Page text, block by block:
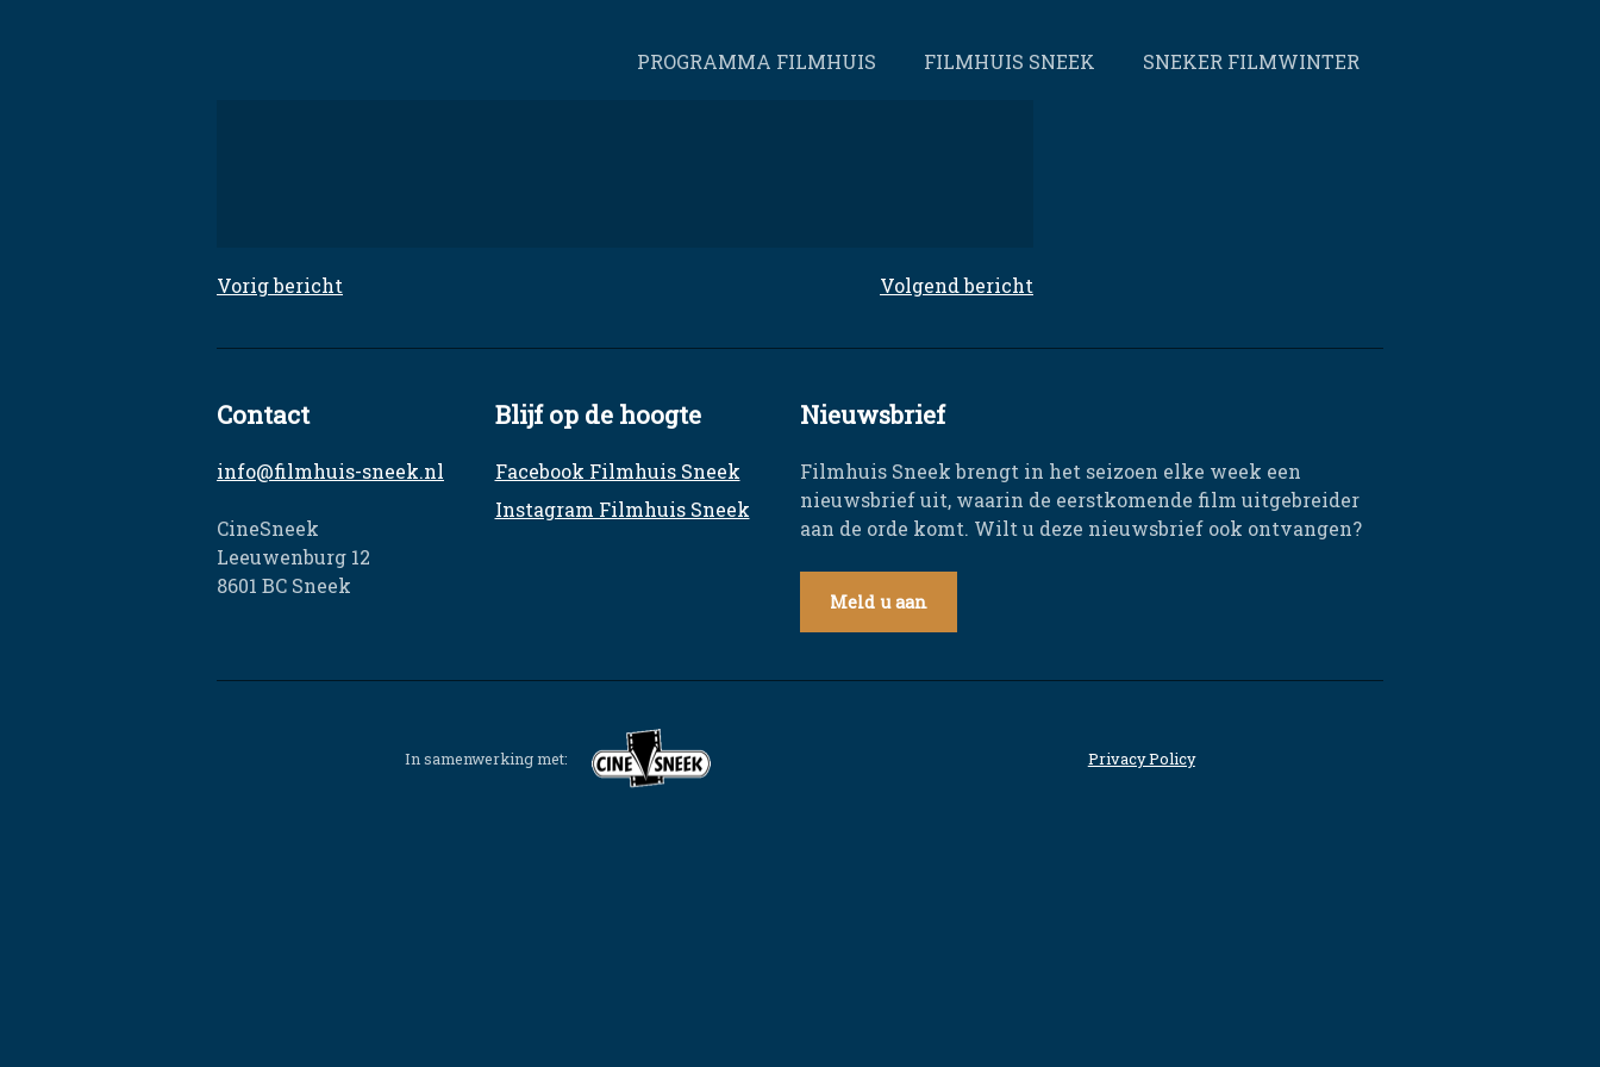
PROGRAMMA FILMHUIS FILMHUIS SNEEK SNEKER FILMWINTER
Bericht
Vorig bericht Volgend bericht
Contact
info@filmhuis-sneek.nl
CineSneek
Leeuwenburg 12
8601 BC Sneek
Blijf op de hoogte
Facebook Filmhuis Sneek
Instagram Filmhuis Sneek
Nieuwsbrief
Filmhuis Sneek brengt in het seizoen elke week een
nieuwsbrief uit, waarin de eerstkomende film uitgebreider
aan de orde komt. Wilt u deze nieuwsbrief ook ontvangen?
Meld u aan
In samenwerking met: Privacy Policy